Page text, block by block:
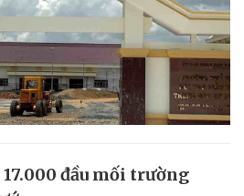
đầu mối trường